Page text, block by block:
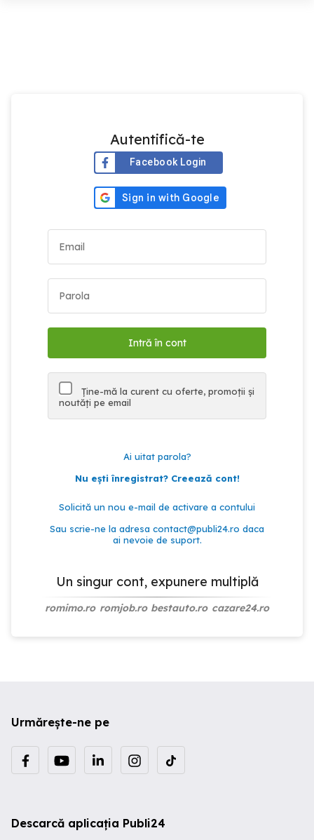
Autentifică-te
Facebook Login
Ține-mă la curent cu oferte, promoții și
noutăți pe email
Ai uitat parola?
Nu ești înregistrat? Creează cont!
Solicită un nou e-mail de activare a contului
Sau scrie-ne la adresa contact@publi24.ro daca
ai nevoie de suport.
Un singur cont, expunere multiplă
romimo.ro romjob.ro bestauto.ro cazare24.ro
Urmărește-ne pe
Descarcă aplicația Publi24